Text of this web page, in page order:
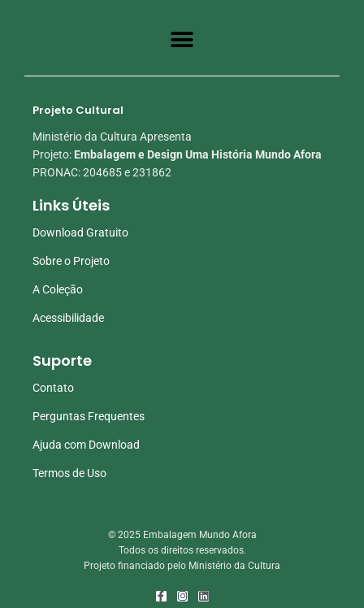
Projeto Cultural
Ministério da Cultura Apresenta
Projeto: Embalagem e Design Uma História Mundo Afora
PRONAC: 204685 e 231862
Links Úteis
Download Gratuito
Sobre o Projeto
A Coleção
Acessibilidade
Suporte
Contato
Perguntas Frequentes
Ajuda com Download
Termos de Uso
© 2025 Embalagem Mundo Afora
Todos os direitos reservados.
Projeto financiado pelo Ministério da Cultura